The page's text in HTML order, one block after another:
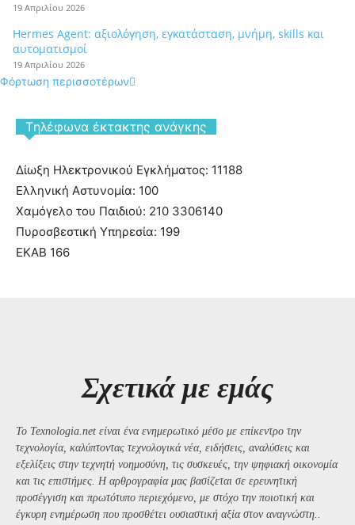
19 Απριλίου 2026
Hermes Agent: αξιολόγηση, εγκατάσταση, μνήμη, skills και
αυτοματισμοί
19 Απριλίου 2026
Φόρτωση περισσοτέρων
Tηλέφωνα έκτακτης ανάγκης
Δίωξη Ηλεκτρονικού Εγκλήματος: 11188
Ελληνική Αστυνομία: 100
Χαμόγελο του Παιδιού: 210 3306140
Πυροσβεστική Υπηρεσία: 199
ΕΚΑΒ 166
Σχετικά με εμάς
Το Texnologia.net είναι ένα ενημερωτικό μέσο με επίκεντρο την
τεχνολογία, καλύπτοντας τεχνολογικά νέα, ειδήσεις, αναλύσεις και
εξελίξεις στην τεχνητή νοημοσύνη, τις συσκευές, την ψηφιακή οικονομία
και τις επιστήμες. Η αρθρογραφία μας βασίζεται σε ερευνητική
προσέγγιση και πρωτότυπο περιεχόμενο, με στόχο την ποιοτική και
έγκυρη ενημέρωση που προσθέτει ουσιαστική αξία στον αναγνώστη..